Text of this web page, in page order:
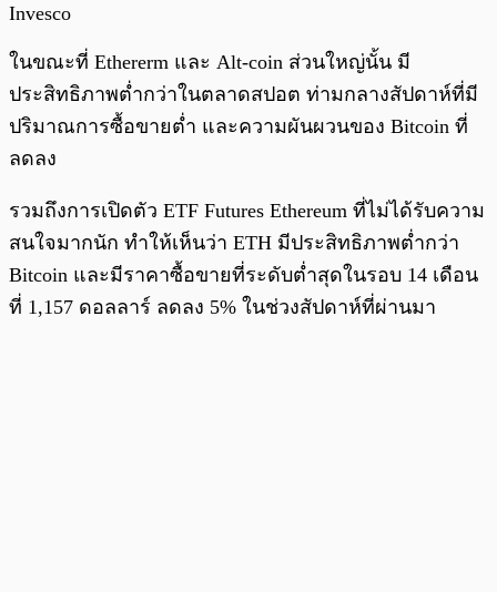
Invesco
ในขณะที่ Ethererm และ Alt-coin ส่วนใหญ่นั้น มี
ประสิทธิภาพต่ำกว่าในตลาดสปอต ท่ามกลางสัปดาห์ที่มี
ปริมาณการซื้อขายต่ำ และความผันผวนของ Bitcoin ที่
ลดลง
รวมถึงการเปิดตัว ETF Futures Ethereum ที่ไม่ได้รับความ
สนใจมากนัก ทำให้เห็นว่า ETH มีประสิทธิภาพต่ำกว่า
Bitcoin และมีราคาซื้อขายที่ระดับต่ำสุดในรอบ 14 เดือน
ที่ 1,157 ดอลลาร์ ลดลง 5% ในช่วงสัปดาห์ที่ผ่านมา